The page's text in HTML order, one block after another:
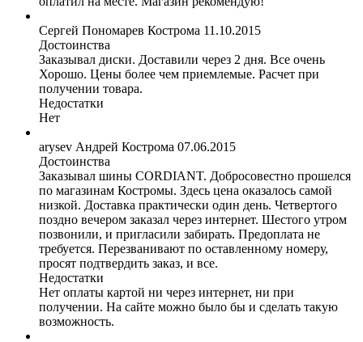
Сергей Пономарев Кострома 11.10.2015
Достоинства
Заказывал диски. Доставили через 2 дня. Все очень
Хорошо. Цены более чем приемлемые. Расчет при
получении товара.
Недостатки
Нет
arysev Андрей Кострома 07.06.2015
Достоинства
Заказывал шины CORDIANT. Добросовестно прошелся
по магазинам Костромы. Здесь цена оказалось самой
низкой. Доставка практически один день. Четвертого
поздно вечером заказал через интернет. Шестого утром
позвонили, и пригласили забирать. Предоплата не
требуется. Перезванивают по оставленному номеру,
просят подтвердить заказ, и все.
Недостатки
Нет оплаты картой ни через интернет, ни при
получении. На сайте можно было бы и сделать такую
возможность.